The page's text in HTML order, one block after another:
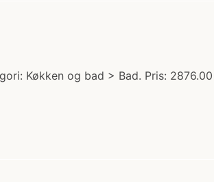
Køkken og bad > Bad. Pris: